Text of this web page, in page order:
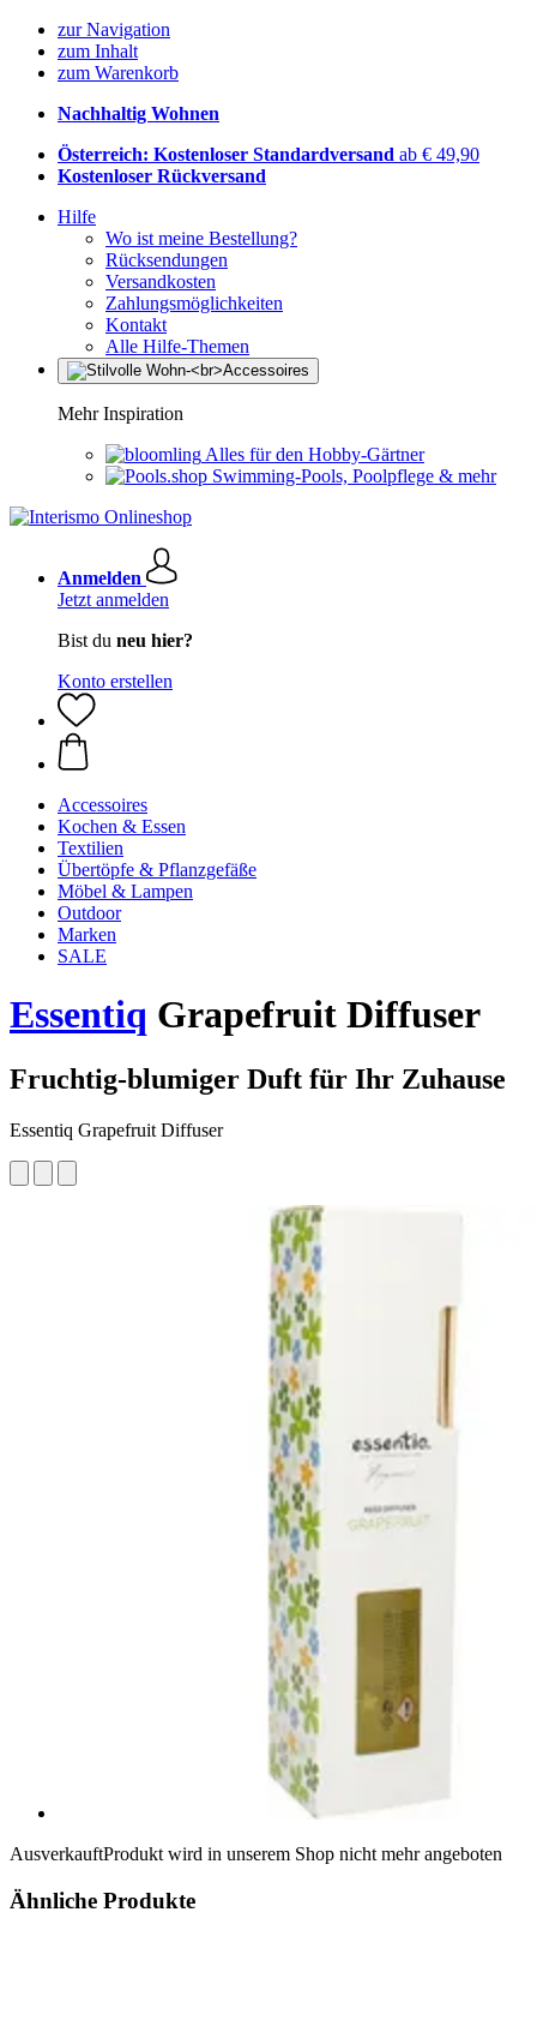
zur Navigation
zum Inhalt
zum Warenkorb
Nachhaltig Wohnen
Österreich: Kostenloser Standardversand ab € 49,90
Kostenloser Rückversand
Hilfe
Wo ist meine Bestellung?
Rücksendungen
Versandkosten
Zahlungsmöglichkeiten
Kontakt
Alle Hilfe-Themen
Mehr Inspiration
Alles für den Hobby-Gärtner
Swimming-Pools, Poolpflege & mehr
Anmelden
Jetzt anmelden
Bist du neu hier?
Konto erstellen
Accessoires
Kochen & Essen
Textilien
Übertöpfe & Pflanzgefäße
Möbel & Lampen
Outdoor
Marken
SALE
Essentiq Grapefruit Diffuser
Fruchtig-blumiger Duft für Ihr Zuhause
Essentiq Grapefruit Diffuser
AusverkauftProdukt wird in unserem Shop nicht mehr angeboten
Ähnliche Produkte